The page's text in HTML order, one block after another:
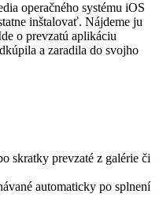
operačného systému iOS
inštalovať. Nájdeme ju
o prevzatú aplikáciu
a zaradila do svojho
skratky prevzaté z galérie či
automaticky po splnení